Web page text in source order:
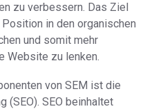
zu verbessern. Das Ziel
in den organischen
und somit mehr
Website zu lenken.
von SEM ist die
(SEO). SEO beinhaltet